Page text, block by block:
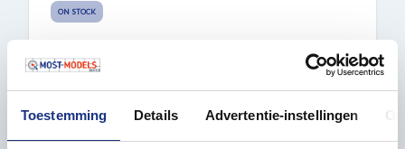
Toestemming Details Advertentie-instellingen
ON STOCK
€ 31,95
ORDER